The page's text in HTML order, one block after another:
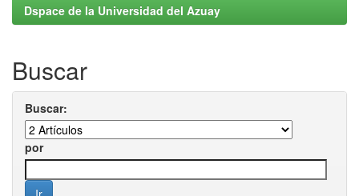
Dspace de la Universidad del Azuay
Buscar
Buscar:
por